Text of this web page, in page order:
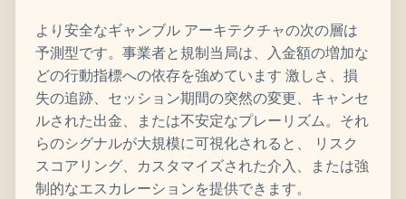
より安全なギャンブル アーキテクチャの次の層は
予測型です。事業者と規制当局は、入金額の増加な
どの行動指標への依存を強めています 激しさ、損
失の追跡、セッション期間の突然の変更、キャンセ
ルされた出金、または不安定なプレーリズム。それ
らのシグナルが大規模に可視化されると、 リスク
スコアリング、カスタマイズされた介入、または強
制的なエスカレーションを提供できます。